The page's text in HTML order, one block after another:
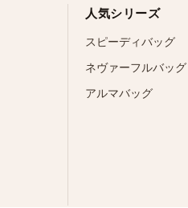
人気シリーズ
スピーディバッグ
ネヴァーフルバッグ
アルマバッグ